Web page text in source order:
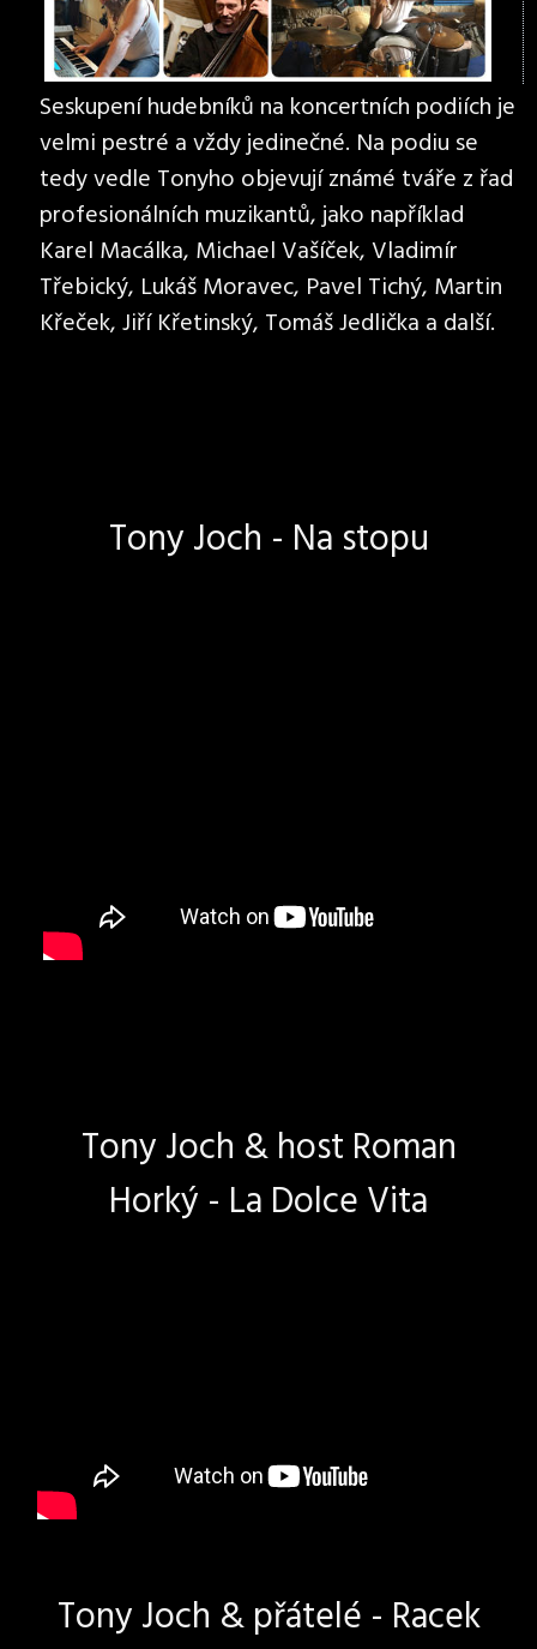
Seskupení hudebníků na koncertních podiích je
velmi pestré a vždy jedinečné. Na podiu se
tedy vedle Tonyho objevují známé tváře z řad
profesionálních muzikantů, jako například
Karel Macálka, Michael Vašíček, Vladimír
Třebický, Lukáš Moravec, Pavel Tichý, Martin
Křeček, Jiří Křetinský, Tomáš Jedlička a další.
Tony Joch - Na stopu
Tony Joch & host Roman
Horký - La Dolce Vita
Tony Joch & přátelé - Racek